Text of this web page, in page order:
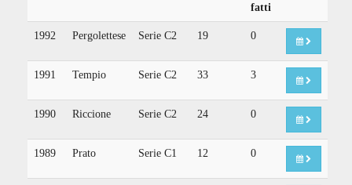
fatti
1992 Pergolettese Serie C2 19 0
1991 Tempio Serie C2 33 3
1990 Riccione Serie C2 24 0
1989 Prato Serie C1 12 0